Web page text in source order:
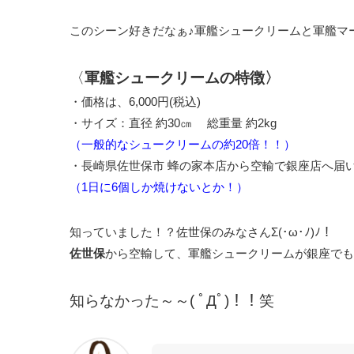
このシーン好きだなぁ♪軍艦シュークリームと軍艦
〈軍艦シュークリームの特徴〉
・価格は、6,000円(税込)
・サイズ：直径 約30㎝ 総重量 約2kg
（一般的なシュークリームの約20倍！！）
・長崎県佐世保市 蜂の家本店から空輸で銀座店へ届
（1日に6個しか焼けないとか！）
知っていました！？佐世保のみなさんΣ(･ω･ﾉ)ﾉ！
佐世保から空輸して、軍艦シュークリームが銀座で
知らなかった～～( ﾟДﾟ)！！笑